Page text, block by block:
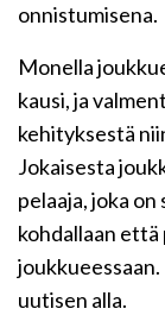
onnistumisena.
Monella
kausi, ja
kehityksestä
Jokaisesta
pelaaja, joka
kohdallaan että
uutisen alla.